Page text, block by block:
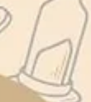
als
ist die
in der